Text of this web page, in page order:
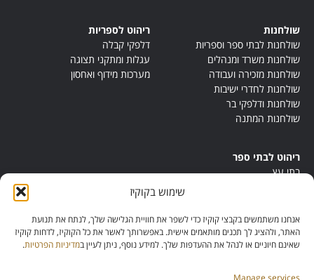
שימוש בקוקיז
אנחנו משתמשים בקבצי קוקיז כדי לשפר את חוויית הגלישה שלך, לנתח את תנועת
האתר, ולהציג לך תכנים מותאמים אישית. באפשרותך לאשר את כל הקוקיז, לדחות קוקיז
שאינם חיוניים או לנהל את ההעדפות שלך. למידע נוסף, ניתן לעיין במדיניות הפרטיות.
Manage services
שולחנות
שולחנות לבתי ספר וספריות
שולחנות משרד ומנהלים
שולחנות מזכירה ועבודה
שולחנות לחדרי ישיבות
שולחנות ודלפקי בר
שולחנות המתנה
ריהוט לספריות
דלפקי קבלה
עגלות ומתקני תצוגה
מערכות מידוף ואחסון
ריהוט לבתי ספר
בתי עץ
ריהוט מונטסורי
ריהוט אנתרופוסופי